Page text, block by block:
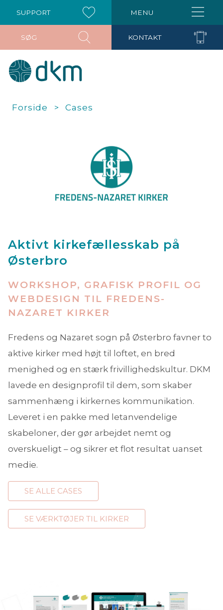
Forside Cases
Aktivt kirkefællesskab på
Østerbro
WORKSHOP, GRAFISK PROFIL OG
WEBDESIGN TIL FREDENS-
NAZARET KIRKER
Fredens og Nazaret sogn på Østerbro favner to
aktive kirker med højt til loftet, en bred
menighed og en stærk frivillighedskultur. DKM
lavede en designprofil til dem, som skaber
sammenhæng i kirkernes kommunikation.
Leveret i en pakke med letanvendelige
skabeloner, der gør arbejdet nemt og
overskueligt – og sikrer et flot resultat uanset
medie.
SE ALLE CASES
SE VÆRKTØJER TIL KIRKER
MENU
SUPPORT
SØG KONTAKT